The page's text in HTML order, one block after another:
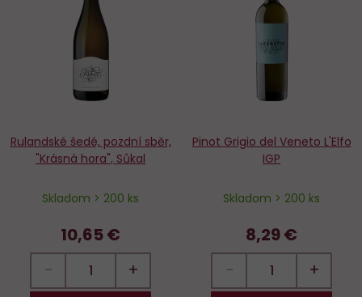
Rulandské šedé, pozdní sběr,
"Krásná hora", Sůkal
Skladom > 200 ks
10,65 €
− +
Pinot Grigio del Veneto L'Elfo
IGP
Skladom > 200 ks
8,29 €
− +